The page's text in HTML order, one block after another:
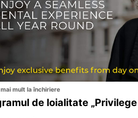
mult la închiriere
de loialitate „Privilege